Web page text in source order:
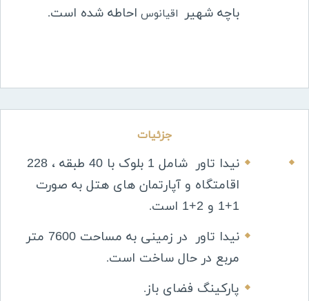
باچه شهیر اقیانوس احاطه شده است.
جزئیات
نیدا تاور شامل 1 بلوک با 40 طبقه ، 228
اقامتگاه و آپارتمان های هتل به صورت
1+1 و 2+1 است
.
نیدا تاور در زمینی به مساحت 7600 متر
مربع در حال ساخت است.
پارکینگ فضای باز.